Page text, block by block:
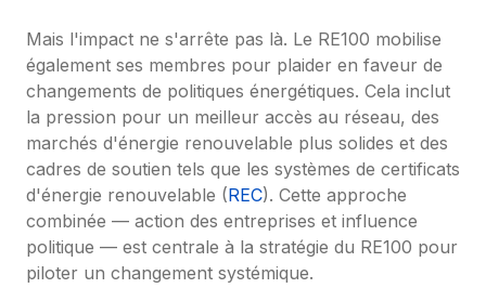
Mais l'impact ne s'arrête pas là. Le RE100 mobilise
également ses membres pour plaider en faveur de
changements de politiques énergétiques. Cela inclut
la pression pour un meilleur accès au réseau, des
marchés d'énergie renouvelable plus solides et des
cadres de soutien tels que les systèmes de certificats
d'énergie renouvelable (REC). Cette approche
combinée — action des entreprises et influence
politique — est centrale à la stratégie du RE100 pour
piloter un changement systémique.